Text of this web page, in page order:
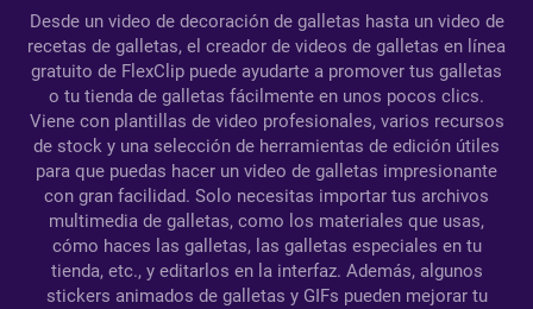
Desde un video de decoración de galletas hasta un video de
recetas de galletas, el creador de videos de galletas en línea
gratuito de FlexClip puede ayudarte a promover tus galletas
o tu tienda de galletas fácilmente en unos pocos clics.
Viene con plantillas de video profesionales, varios recursos
de stock y una selección de herramientas de edición útiles
para que puedas hacer un video de galletas impresionante
con gran facilidad. Solo necesitas importar tus archivos
multimedia de galletas, como los materiales que usas,
cómo haces las galletas, las galletas especiales en tu
tienda, etc., y editarlos en la interfaz. Además, algunos
stickers animados de galletas y GIFs pueden mejorar tu